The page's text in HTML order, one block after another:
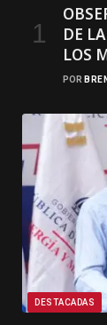
DE
LOS
POR
DESTACADAS